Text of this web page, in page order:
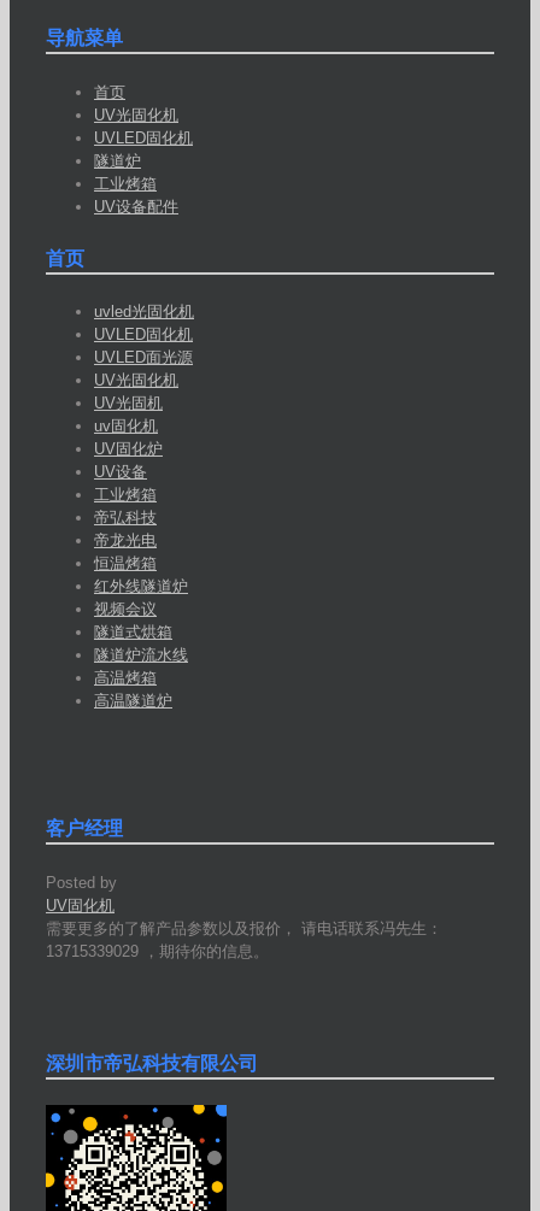
导航菜单
首页
UV光固化机
UVLED固化机
隧道炉
工业烤箱
UV设备配件
首页
uvled光固化机
UVLED固化机
UVLED面光源
UV光固化机
UV光固机
uv固化机
UV固化炉
UV设备
工业烤箱
帝弘科技
帝龙光电
恒温烤箱
红外线隧道炉
视频会议
隧道式烘箱
隧道炉流水线
高温烤箱
高温隧道炉
客户经理
Posted by
UV固化机
需要更多的了解产品参数以及报价， 请电话联系冯先生：
13715339029 ，期待你的信息。
深圳市帝弘科技有限公司